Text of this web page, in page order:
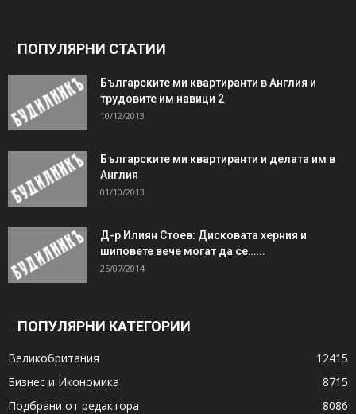
ПОПУЛЯРНИ СТАТИИ
Българските ми квартиранти в Англия и
трудовите им навици 2
10/12/2013
Българските ми квартиранти и делата им в
Англия
01/10/2013
Д-р Илиян Стоев: Дисковата херния и
шиповете вече могат да се…...
25/07/2014
ПОПУЛЯРНИ КАТЕГОРИИ
Великобритания
12415
Бизнес и Икономика
8715
Подбрани от редактора
8086